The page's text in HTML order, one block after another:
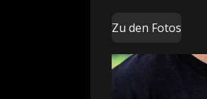
Zu den Fotos